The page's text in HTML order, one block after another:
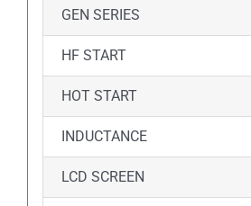
GEN SERIES
HF START
HOT START
INDUCTANCE
LCD SCREEN